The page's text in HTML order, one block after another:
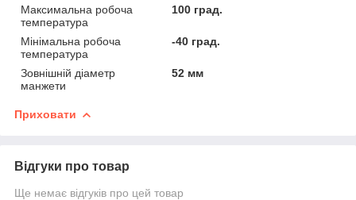
Максимальна робоча
температура
100 град.
Мінімальна робоча
температура
-40 град.
Зовнішній діаметр
манжети
52 мм
Приховати
Відгуки про товар
Ще немає відгуків про цей товар